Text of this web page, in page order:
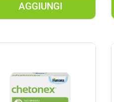
AGGIUNGI
AGGIUNGI
12ML AL